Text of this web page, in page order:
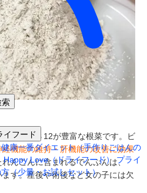
イフード
健康一番ダイエット（手作りごはんの
Happy Love（ドライフード） プライ
（少量・お試しセット）
タミンＢ12が豊富な根菜です。ビ
機能の維持・肝機能の改善に効果
んこんに含まれるでんぷんは、
す。産後や術後など女の子には欠